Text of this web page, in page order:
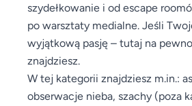
szydełkowanie i od escape
po warsztaty medialne. Jeśli
wyjątkową pasję – tutaj na
znajdziesz.
W tej kategorii znajdziesz m.in.:
obserwacje nieba, szachy (poza